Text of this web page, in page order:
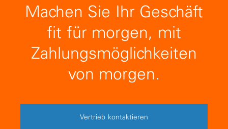
Machen Sie Ihr Geschäft
fit für morgen, mit
Zahlungsmöglichkeiten
von morgen.
Vertrieb kontaktieren